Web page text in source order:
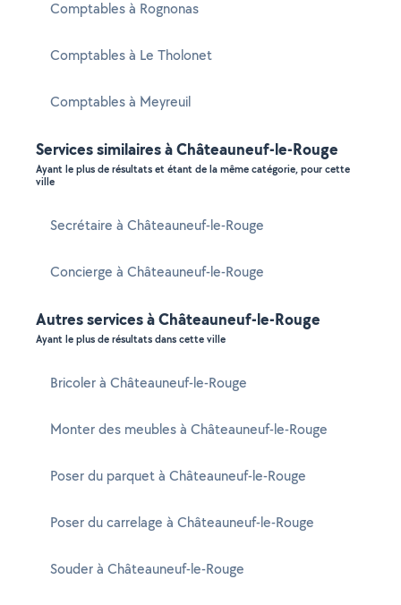
Comptables à Rognonas
Comptables à Le Tholonet
Comptables à Meyreuil
Services similaires à Châteauneuf-le-Rouge
Ayant le plus de résultats et étant de la même catégorie, pour cette
ville
Secrétaire à Châteauneuf-le-Rouge
Concierge à Châteauneuf-le-Rouge
Autres services à Châteauneuf-le-Rouge
Ayant le plus de résultats dans cette ville
Bricoler à Châteauneuf-le-Rouge
Monter des meubles à Châteauneuf-le-Rouge
Poser du parquet à Châteauneuf-le-Rouge
Poser du carrelage à Châteauneuf-le-Rouge
Souder à Châteauneuf-le-Rouge